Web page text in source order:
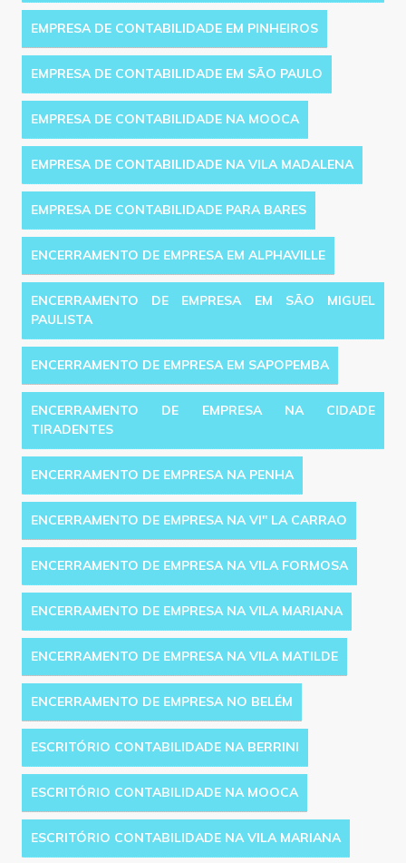
EMPRESA DE CONTABILIDADE EM PINHEIROS
EMPRESA DE CONTABILIDADE EM SÃO PAULO
EMPRESA DE CONTABILIDADE NA MOOCA
EMPRESA DE CONTABILIDADE NA VILA MADALENA
EMPRESA DE CONTABILIDADE PARA BARES
ENCERRAMENTO DE EMPRESA EM ALPHAVILLE
ENCERRAMENTO DE EMPRESA EM SÃO MIGUEL
PAULISTA
ENCERRAMENTO DE EMPRESA EM SAPOPEMBA
ENCERRAMENTO DE EMPRESA NA CIDADE
TIRADENTES
ENCERRAMENTO DE EMPRESA NA PENHA
ENCERRAMENTO DE EMPRESA NA VI'' LA CARRAO
ENCERRAMENTO DE EMPRESA NA VILA FORMOSA
ENCERRAMENTO DE EMPRESA NA VILA MARIANA
ENCERRAMENTO DE EMPRESA NA VILA MATILDE
ENCERRAMENTO DE EMPRESA NO BELÉM
ESCRITÓRIO CONTABILIDADE NA BERRINI
ESCRITÓRIO CONTABILIDADE NA MOOCA
ESCRITÓRIO CONTABILIDADE NA VILA MARIANA